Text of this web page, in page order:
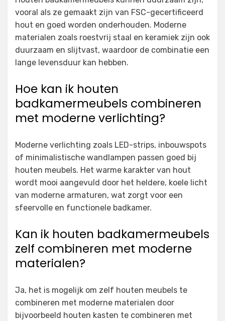
vooral als ze gemaakt zijn van FSC-gecertificeerd
hout en goed worden onderhouden. Moderne
materialen zoals roestvrij staal en keramiek zijn ook
duurzaam en slijtvast, waardoor de combinatie een
lange levensduur kan hebben.
Hoe kan ik houten
badkamermeubels combineren
met moderne verlichting?
Moderne verlichting zoals LED-strips, inbouwspots
of minimalistische wandlampen passen goed bij
houten meubels. Het warme karakter van hout
wordt mooi aangevuld door het heldere, koele licht
van moderne armaturen, wat zorgt voor een
sfeervolle en functionele badkamer.
Kan ik houten badkamermeubels
zelf combineren met moderne
materialen?
Ja, het is mogelijk om zelf houten meubels te
combineren met moderne materialen door
bijvoorbeeld houten kasten te combineren met